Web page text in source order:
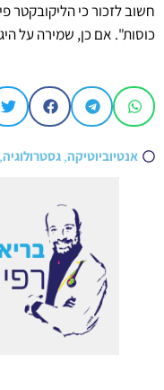
חשוב לזכור כי הליקובקטר
כוסות". אם כן, שמירה על
אנטיוביוטיקה, גסטרולוגיה,